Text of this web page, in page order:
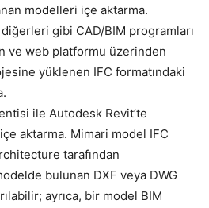
modelleri içe aktarma.
gibi CAD/BIM programları
ve web platformu üzerinden
yüklenen IFC formatındaki
ile Autodesk Revit’te
aktarma. Mimari model IFC
tarafından
bulunan DXF veya DWG
ayrıca, bir model BIM